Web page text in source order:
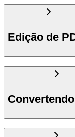
Edição de